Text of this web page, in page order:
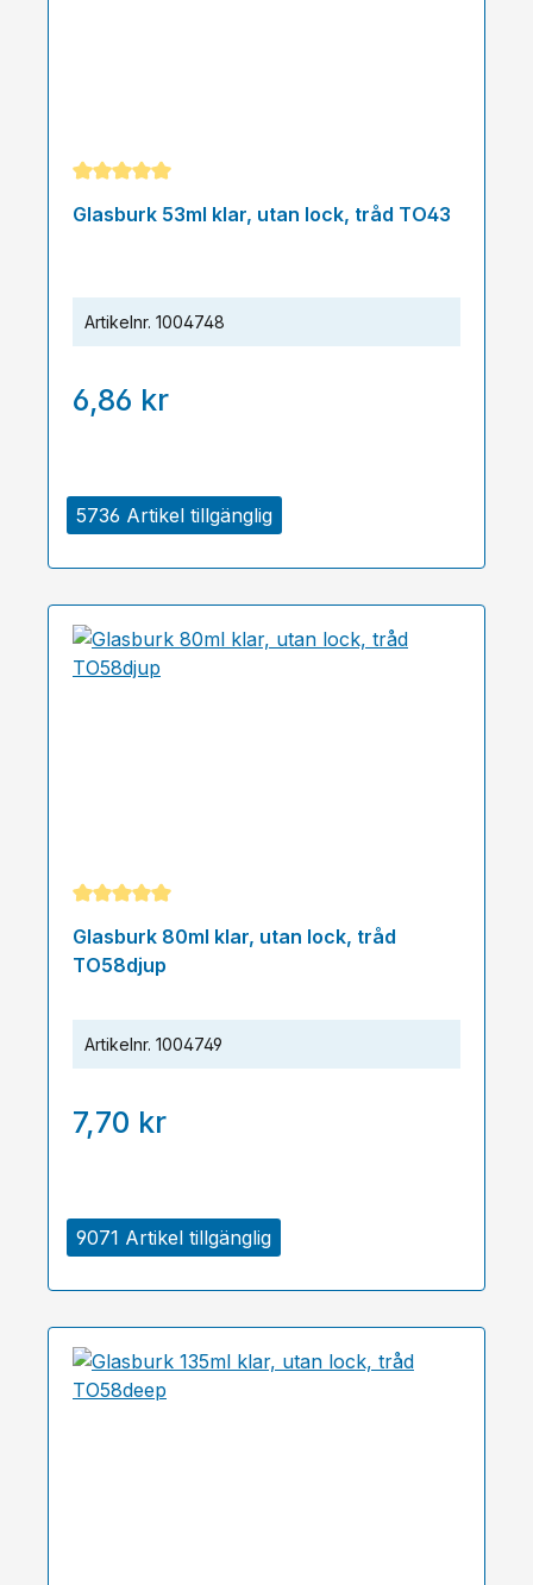
5736 Artikel tillgänglig
Genomsnittligt betyg på 5 av 5 stjärnor
Glasburk 53ml klar, utan lock, tråd TO43
Artikelnr. 1004748
6,86 kr
9071 Artikel tillgänglig
Genomsnittligt betyg på 5 av 5 stjärnor
Glasburk 80ml klar, utan lock, tråd
TO58djup
Artikelnr. 1004749
7,70 kr